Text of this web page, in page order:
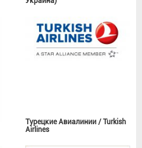
Турецкие Авиалинии / Turkish
Airlines